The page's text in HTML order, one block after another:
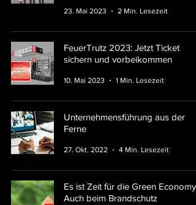
23. Mai 2023 2 Min. Lesezeit
FeuerTrutz 2023: Jetzt Ticket
sichern und vorbeikommen
10. Mai 2023 1 Min. Lesezeit
Unternehmensführung aus der
Ferne
27. Okt. 2022 4 Min. Lesezeit
Es ist Zeit für die Green Economy -
Auch beim Brandschutz